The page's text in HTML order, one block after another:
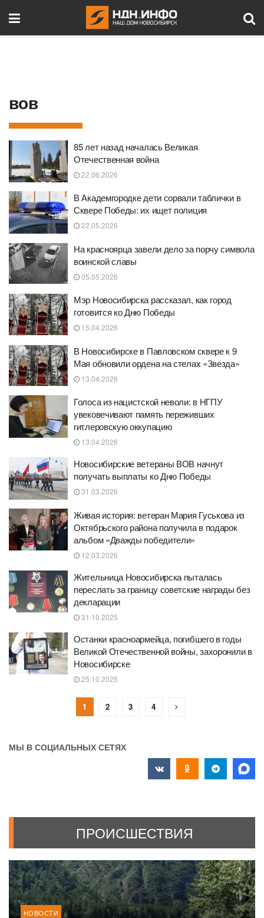
вов
85 лет назад началась Великая
Отечественная война
22.06.2026
В Академгородке дети сорвали таблички в
Сквере Победы: их ищет полиция
22.05.2026
На красноярца завели дело за порчу символа
воинской славы
05.05.2026
Мэр Новосибирска рассказал, как город
готовится ко Дню Победы
15.04.2026
В Новосибирске в Павловском сквере к 9
Мая обновили ордена на стелах «Звезда»
13.04.2026
Голоса из нацистской неволи: в НГПУ
увековечивают память переживших
гитлеровскую оккупацию
13.04.2026
Новосибирские ветераны ВОВ начнут
получать выплаты ко Дню Победы
31.03.2026
Живая история: ветеран Мария Гуськова из
Октябрьского района получила в подарок
альбом «Дважды победители»
12.03.2026
Жительница Новосибирска пыталась
переслать за границу советские награды без
декларации
31.10.2025
Останки красноармейца, погибшего в годы
Великой Отечественной войны, захоронили в
Новосибирске
25.10.2025
1 2 3 4
МЫ В СОЦИАЛЬНЫХ СЕТЯХ
ПРОИСШЕСТВИЯ
НОВОСТИ